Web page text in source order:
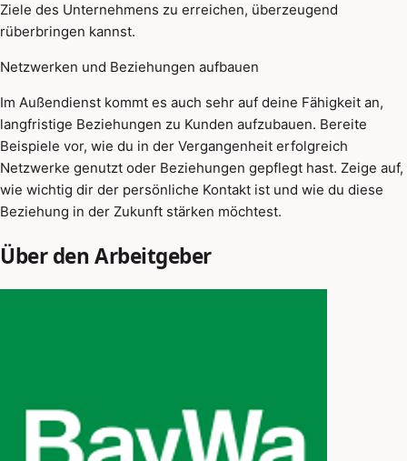
Ziele des Unternehmens zu erreichen, überzeugend
rüberbringen kannst.
Netzwerken und Beziehungen aufbauen
Im Außendienst kommt es auch sehr auf deine Fähigkeit an,
langfristige Beziehungen zu Kunden aufzubauen. Bereite
Beispiele vor, wie du in der Vergangenheit erfolgreich
Netzwerke genutzt oder Beziehungen gepflegt hast. Zeige auf,
wie wichtig dir der persönliche Kontakt ist und wie du diese
Beziehung in der Zukunft stärken möchtest.
Über den Arbeitgeber